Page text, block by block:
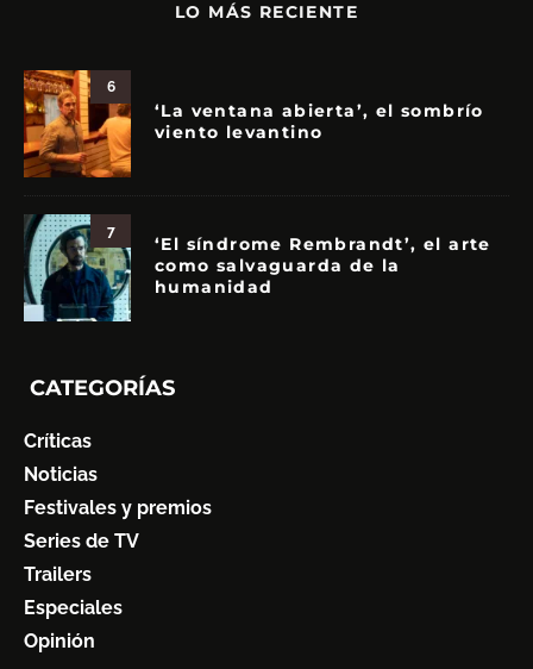
LO MÁS RECIENTE
6
‘La ventana abierta’, el sombrío
viento levantino
7
‘El síndrome Rembrandt’, el arte
como salvaguarda de la
humanidad
CATEGORÍAS
Críticas
Noticias
Festivales y premios
Series de TV
Trailers
Especiales
Opinión